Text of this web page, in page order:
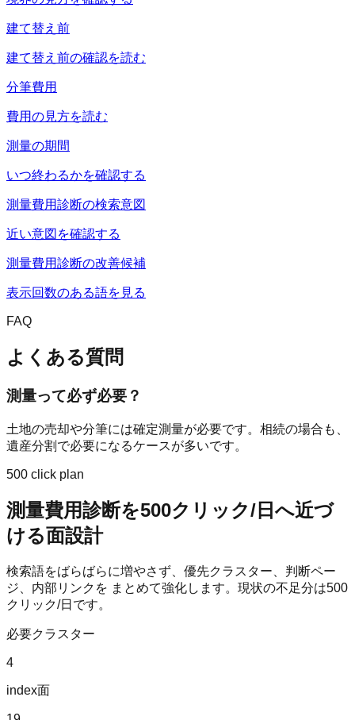
建て替え前
建て替え前の確認を読む
分筆費用
費用の見方を読む
測量の期間
いつ終わるかを確認する
測量費用診断の検索意図
近い意図を確認する
測量費用診断の改善候補
表示回数のある語を見る
FAQ
よくある質問
測量って必ず必要？
土地の売却や分筆には確定測量が必要です。相続の場合も、
遺産分割で必要になるケースが多いです。
500 click plan
測量費用診断を500クリック/日へ近づ
ける面設計
検索語をばらばらに増やさず、優先クラスター、判断ペー
ジ、内部リンクを まとめて強化します。現状の不足分は500
クリック/日です。
必要クラスター
4
index面